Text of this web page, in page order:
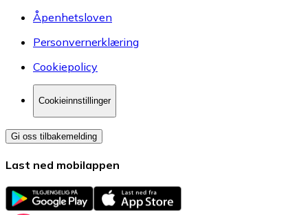
Åpenhetsloven
Personvernerklæring
Cookiepolicy
Cookieinnstillinger
Gi oss tilbakemelding
Last ned mobilappen